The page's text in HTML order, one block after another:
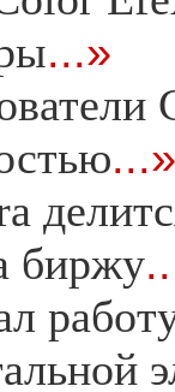
...»
...»
биржу